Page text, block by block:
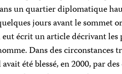
un quartier diplomatique
jours avant le sommet
écrit un article décrivant les
Dans des circonstances
été blessé, en 2000, par